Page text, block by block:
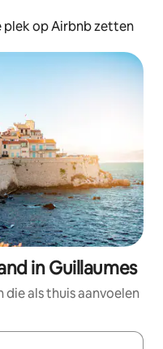
plek op Airbnb zetten
in Guillaumes
als thuis aanvoelen